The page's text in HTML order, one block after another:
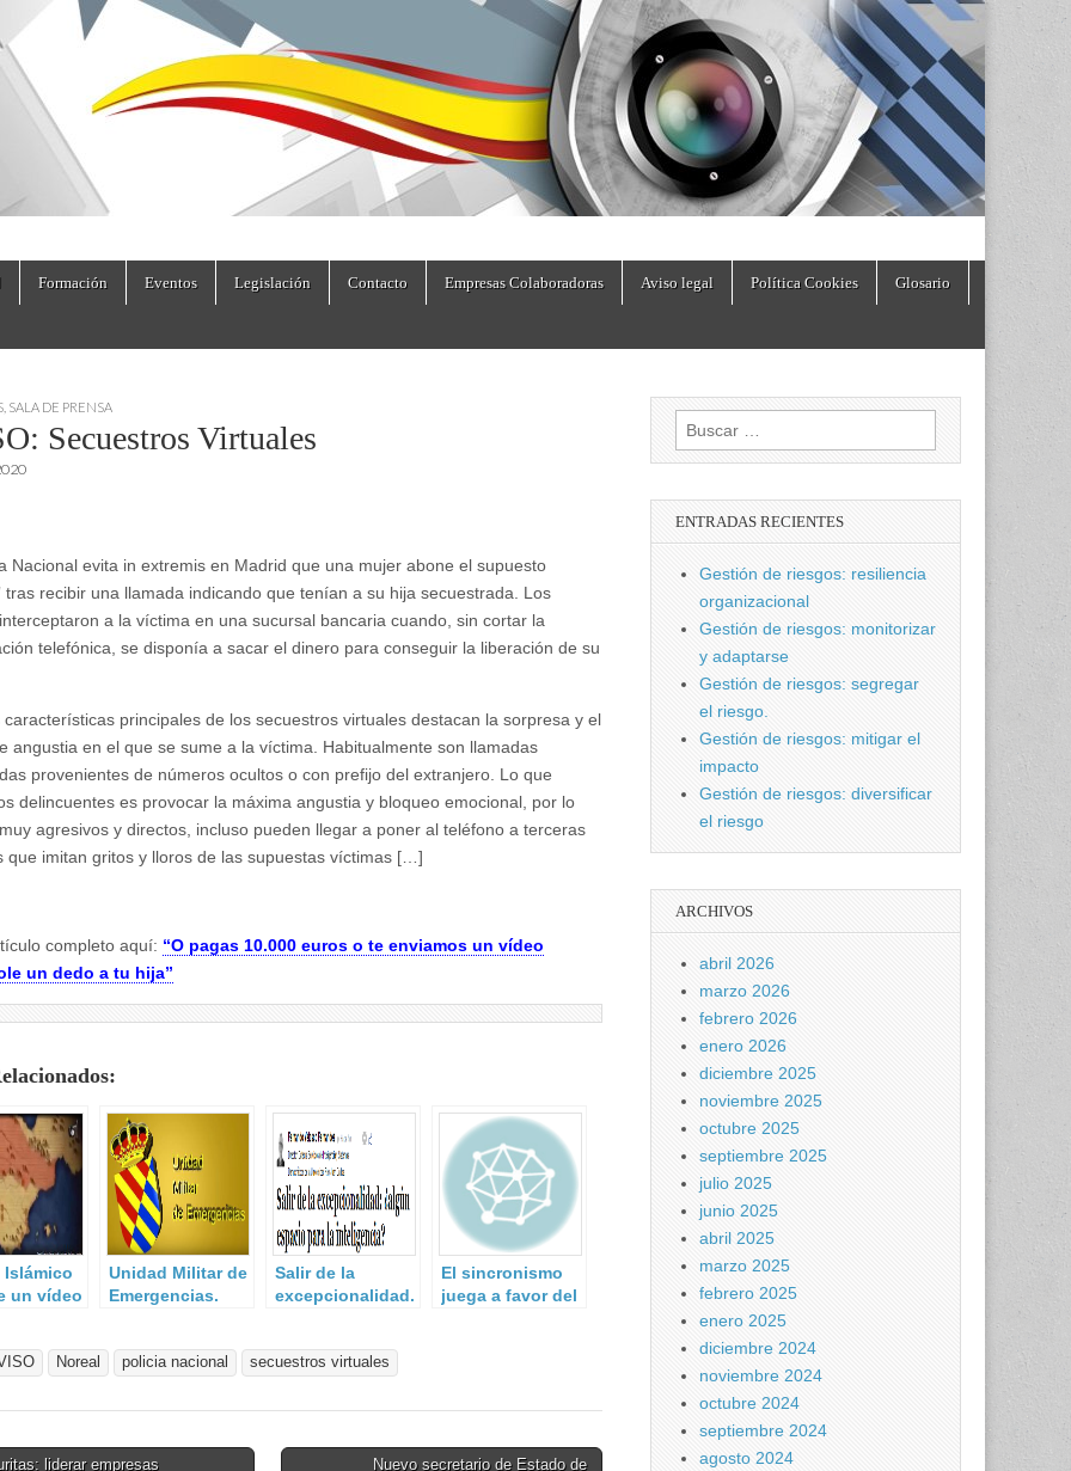
Formación Eventos Legislación Contacto Empresas Colaboradoras Aviso legal Política Cookies Glosario
SALA DE PRENSA
Secuestros Virtuales
Nacional evita in extremis en Madrid que una mujer abone el supuesto
tras recibir una llamada indicando que tenían a su hija secuestrada. Los
a la víctima en una sucursal bancaria cuando, sin cortar la
telefónica, se disponía a sacar el dinero para conseguir la liberación de su
características principales de los secuestros virtuales destacan la sorpresa y el
angustia en el que se sume a la víctima. Habitualmente son llamadas
provenientes de números ocultos o con prefijo del extranjero. Lo que
delincuentes es provocar la máxima angustia y bloqueo emocional, por lo
agresivos y directos, incluso pueden llegar a poner al teléfono a terceras
que imitan gritos y lloros de las supuestas víctimas […]
completo aquí: “O pagas 10.000 euros o te enviamos un vídeo
un dedo a tu hija”
Islámico
un vídeo
Unidad Militar de
Emergencias.
Salir de la
excepcionalidad.
El sincronismo
juega a favor del
Noreal policia nacional secuestros virtuales
liderar empresas
Nuevo secretario de Estado de
Buscar:
ENTRADAS RECIENTES
Gestión de riesgos: resiliencia
organizacional
Gestión de riesgos: monitorizar
y adaptarse
Gestión de riesgos: segregar
el riesgo.
Gestión de riesgos: mitigar el
impacto
Gestión de riesgos: diversificar
el riesgo
ARCHIVOS
abril 2026
marzo 2026
febrero 2026
enero 2026
diciembre 2025
noviembre 2025
octubre 2025
septiembre 2025
julio 2025
junio 2025
abril 2025
marzo 2025
febrero 2025
enero 2025
diciembre 2024
noviembre 2024
octubre 2024
septiembre 2024
agosto 2024